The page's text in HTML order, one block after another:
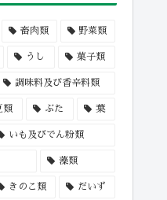
畜肉類 野菜類
うし 菓子類
調味料及び香辛料類
類 ぶた 葉
いも及びでん粉類
藻類
きのこ類 だいず